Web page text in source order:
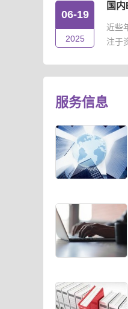
06-19
2025
国
近些
注于
服务信息